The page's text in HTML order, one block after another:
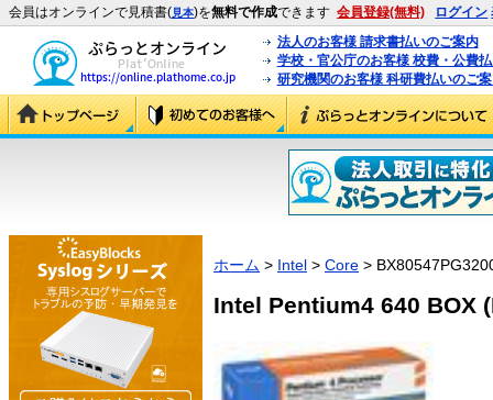
会員はオンラインで見積書(見本)を無料で作成できます 会員登録(無料) ログイン
法人のお客様 請求書払いのご案内
学校・官公庁のお客様 校費・公費
研究機関のお客様 科研費払いのご
ホーム > Intel > Core >
Intel Pentium4 640 BOX